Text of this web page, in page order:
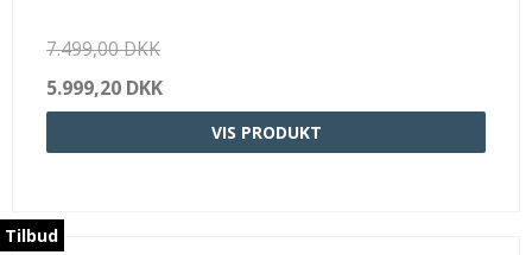
7.499,00 DKK
5.999,20 DKK
VIS PRODUKT
Tilbud